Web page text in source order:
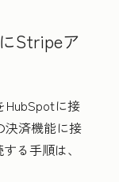
Stripeア
HubSpotに接
決済機能に接
る手順は、